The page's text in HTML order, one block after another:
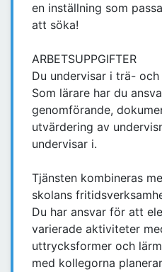
en inställning som
att söka!
ARBETSUPPGIFTER
Du undervisar i trä-
Som lärare har du
genomförande,
utvärdering av
undervisar i.
Tjänsten kombineras
skolans
Du har ansvar för att
varierade aktiviteter
uttrycksformer och
med kollegorna